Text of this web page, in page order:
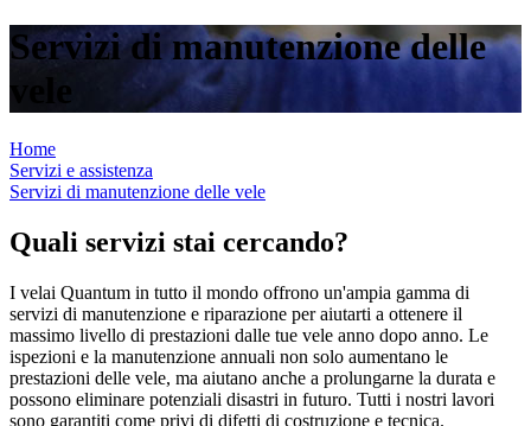
Servizi di manutenzione delle
vele
Home
Servizi e assistenza
Servizi di manutenzione delle vele
Quali servizi stai cercando?
I velai Quantum in tutto il mondo offrono un'ampia gamma di
servizi di manutenzione e riparazione per aiutarti a ottenere il
massimo livello di prestazioni dalle tue vele anno dopo anno. Le
ispezioni e la manutenzione annuali non solo aumentano le
prestazioni delle vele, ma aiutano anche a prolungarne la durata e
possono eliminare potenziali disastri in futuro. Tutti i nostri lavori
sono garantiti come privi di difetti di costruzione e tecnica.